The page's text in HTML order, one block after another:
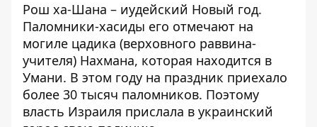
Рош ха-Шана – иудейский Новый год.
Паломники-хасиды его отмечают на
могиле цадика (верховного раввина-
учителя) Нахмана, которая находится в
Умани. В этом году на праздник приехало
более 30 тысяч паломников. Поэтому
власть Израиля прислала в украинский